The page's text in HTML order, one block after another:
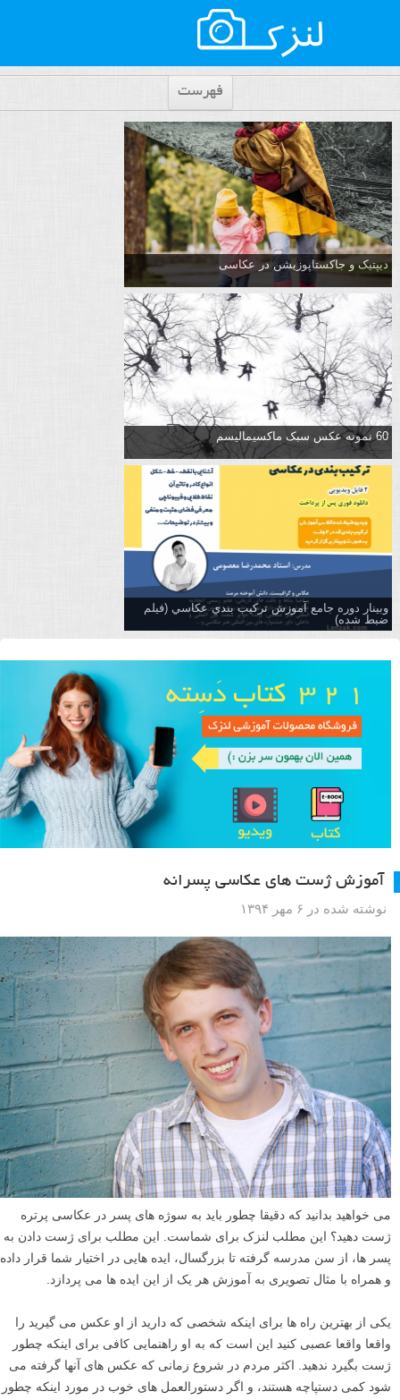
فهرست
دیپتیک و جاکستا‌پوزیشن در عکاسی
60 نمونه عکس سبک ماکسیمالیسم
وبینار دوره جامع آموزش تركيب بندي عكاسي (فیلم
ضبط شده)
آموزش ژست های عکاسی پسرانه
نوشته شده در ۶ مهر ۱۳۹۴
می خواهید بدانید که دقیقا چطور باید به سوژه های پسر در عکاسی پرتره
ژست دهید؟ این مطلب لنزک برای شماست. این مطلب برای ژست دادن به
پسر ها، از سن مدرسه گرفته تا بزرگسال، ایده هایی در اختیار شما قرار داده
و همراه با مثال تصویری به آموزش هر یک از این ایده ها می پردازد.
یکی از بهترین راه ها برای اینکه شخصی که دارید از او عکس می گیرید را
واقعا واقعا عصبی کنید این است که به او راهنمایی کافی برای اینکه چطور
ژست بگیرد ندهید. اکثر مردم در شروع زمانی که عکس های آنها گرفته می
شود کمی دستپاچه هستند، و اگر دستورالعمل های خوب در مورد اینکه چطور